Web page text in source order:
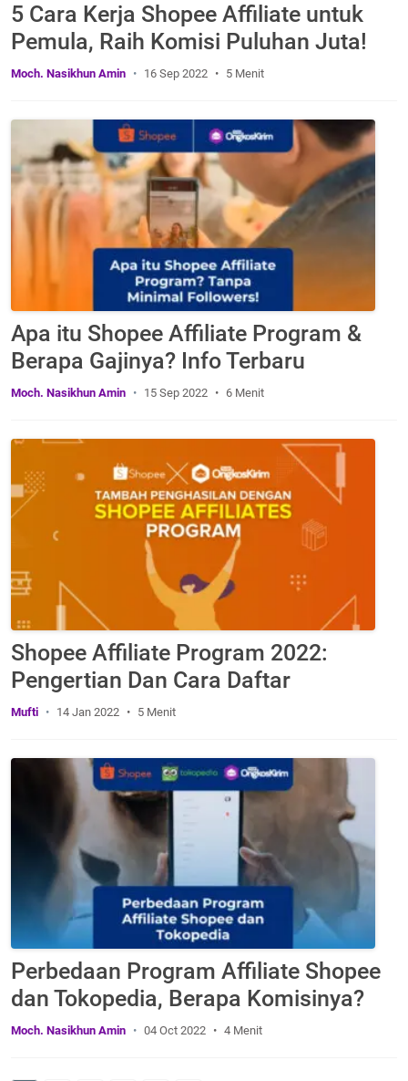
5 Cara Kerja Shopee Affiliate untuk
Pemula, Raih Komisi Puluhan Juta!
Moch. Nasikhun Amin 16 Sep 2022 5 Menit
Apa itu Shopee Affiliate Program &
Berapa Gajinya? Info Terbaru
Moch. Nasikhun Amin 15 Sep 2022 6 Menit
Shopee Affiliate Program 2022:
Pengertian Dan Cara Daftar
Mufti 14 Jan 2022 5 Menit
Perbedaan Program Affiliate Shopee
dan Tokopedia, Berapa Komisinya?
Moch. Nasikhun Amin 04 Oct 2022 4 Menit